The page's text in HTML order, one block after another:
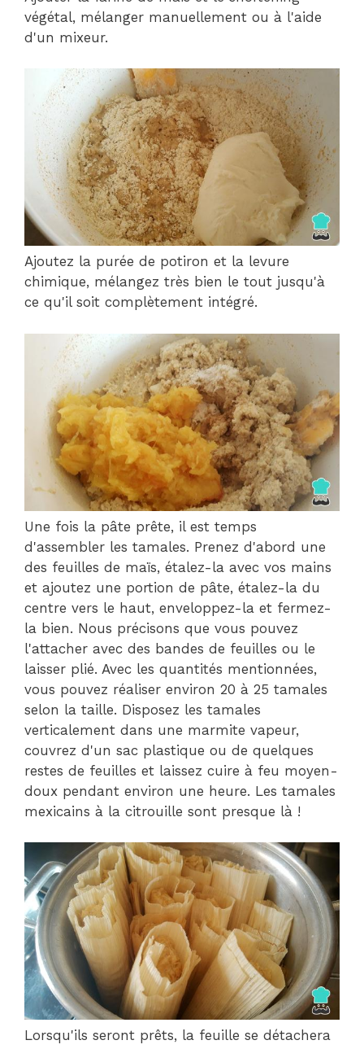
végétal, mélanger manuellement ou à l'aide
d'un mixeur.
Ajoutez la purée de potiron et la levure
chimique, mélangez très bien le tout jusqu'à
ce qu'il soit complètement intégré.
Une fois la pâte prête, il est temps
d'assembler les tamales. Prenez d'abord une
des feuilles de maïs, étalez-la avec vos mains
et ajoutez une portion de pâte, étalez-la du
centre vers le haut, enveloppez-la et fermez-
la bien. Nous précisons que vous pouvez
l'attacher avec des bandes de feuilles ou le
laisser plié. Avec les quantités mentionnées,
vous pouvez réaliser environ 20 à 25 tamales
selon la taille. Disposez les tamales
verticalement dans une marmite vapeur,
couvrez d'un sac plastique ou de quelques
restes de feuilles et laissez cuire à feu moyen-
doux pendant environ une heure. Les tamales
mexicains à la citrouille sont presque là !
Lorsqu'ils seront prêts, la feuille se détachera